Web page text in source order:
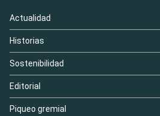
Actualidad
Historias
Sostenibilidad
Editorial
Piqueo gremial